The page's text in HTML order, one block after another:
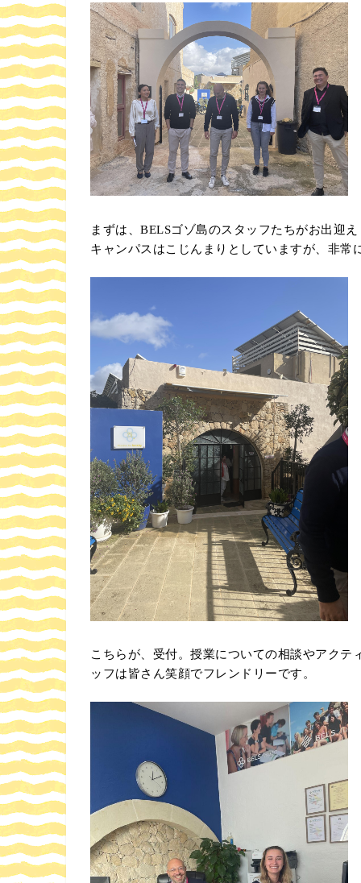
まずは、BELSゴゾ島のスタッフたちがお出迎え
キャンパスはこじんまりとしていますが、非常
こちらが、受付。授業についての相談やアクテ
ッフは皆さん笑顔でフレンドリーです。